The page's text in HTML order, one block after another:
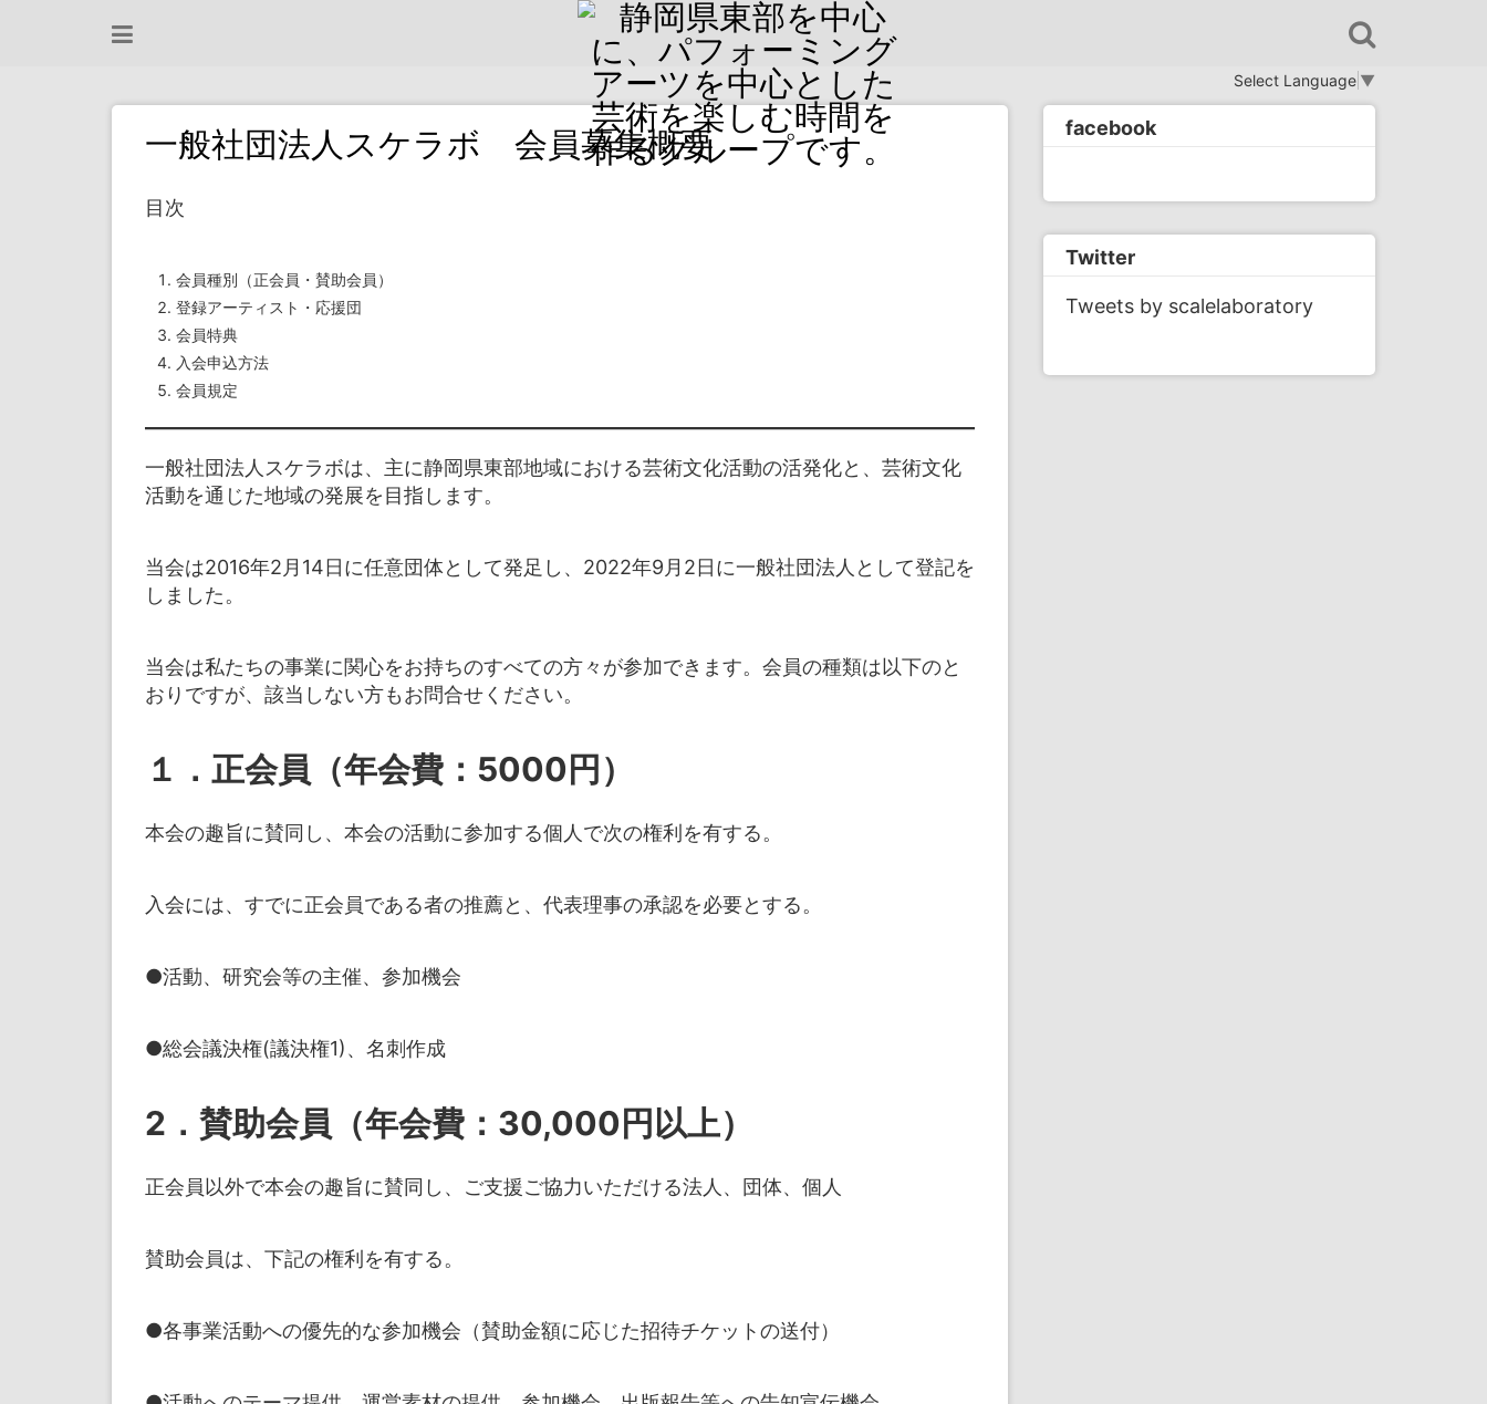
Select Language ▼
一般社団法人スケラボ 会員募集概要
目次
会員種別（正会員・賛助会員）
登録アーティスト・応援団
会員特典
入会申込方法
会員規定
一般社団法人スケラボは、主に静岡県東部地域における芸術文化活動の活発化と、芸術文化
活動を通じた地域の発展を目指します。
当会は2016年2月14日に任意団体として発足し、2022年9月2日に一般社団法人として登記を
しました。
当会は私たちの事業に関心をお持ちのすべての方々が参加できます。会員の種類は以下のと
おりですが、該当しない方もお問合せください。
１．正会員（年会費：5000円）
本会の趣旨に賛同し、本会の活動に参加する個人で次の権利を有する。
入会には、すでに正会員である者の推薦と、代表理事の承認を必要とする。
●活動、研究会等の主催、参加機会
●総会議決権(議決権1)、名刺作成
2 ．賛助会員（年会費：30,000円以上）
正会員以外で本会の趣旨に賛同し、ご支援ご協力いただける法人、団体、個人
賛助会員は、下記の権利を有する。
●各事業活動への優先的な参加機会（賛助金額に応じた招待チケットの送付）
facebook
Twitter
Tweets by scalelaboratory